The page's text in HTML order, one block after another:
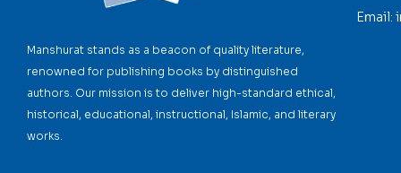
Manshurat stands as a beacon of quality literature,
renowned for publishing books by distinguished
authors. Our mission is to deliver high-standard ethical,
historical, educational, instructional, Islamic, and literary
works.
Email: